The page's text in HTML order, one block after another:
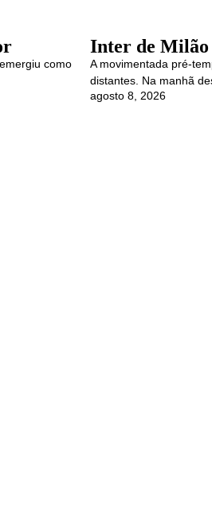
como
Inter de Milão
A movimentada pré-
distantes. Na manhã
agosto 8, 2026